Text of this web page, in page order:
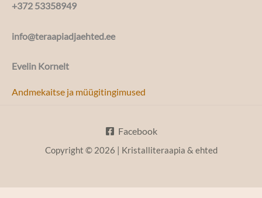
+372 53358949
info@teraapiadjaehted.ee
Evelin Kornelt
Andmekaitse ja müügitingimused
Facebook
Copyright © 2026 | Kristalliteraapia & ehted